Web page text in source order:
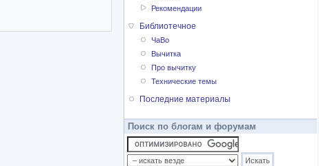
Рекомендации
Библиотечное
ЧаВо
Вычитка
Про вычитку
Технические темы
Последние материалы
Поиск по блогам и форумам